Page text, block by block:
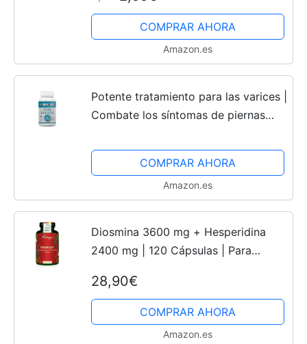
COMPRAR AHORA
Amazon.es
Potente tratamiento para las varices |
Combate los síntomas de piernas
sanguínea | Reafirma y suaviza la piel
| Suministro...
COMPRAR AHORA
Amazon.es
Diosmina 3600 mg + Hesperidina
2400 mg | 120 Cápsulas | Para
Indias + Rusco + Rutina | Sin Aditivos
y Vegano | Piernas...
28,90€
COMPRAR AHORA
Amazon.es